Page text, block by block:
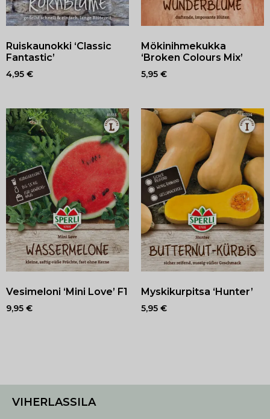
Ruiskaunokki ‘Classic
Fantastic’
4,95 €
Mökinihmekukka
‘Broken Colours Mix’
5,95 €
Vesimeloni ‘Mini Love’ F1
9,95 €
Myskikurpitsa ‘Hunter’
5,95 €
VIHERLASSILA